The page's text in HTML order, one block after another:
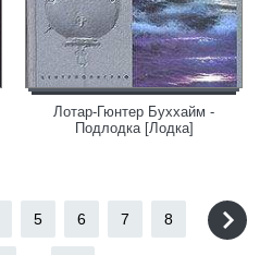
Лотар-Гюнтер Буххайм -
Подлодка [Лодка]
5 6 7 8